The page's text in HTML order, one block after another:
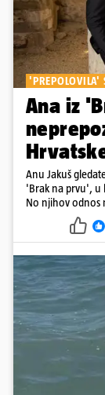
'PREPOLOVILA'
Ana iz
Anu Jakuš
'Brak na prvu', u
No njihov odnos